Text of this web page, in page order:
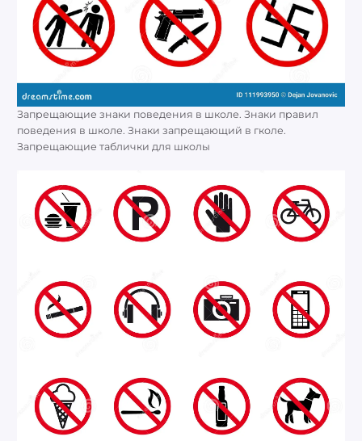
Запрещающие знаки поведения в школе. Знаки правил
поведения в школе. Знаки запрещающий в гколе.
Запрещающие таблички для школы